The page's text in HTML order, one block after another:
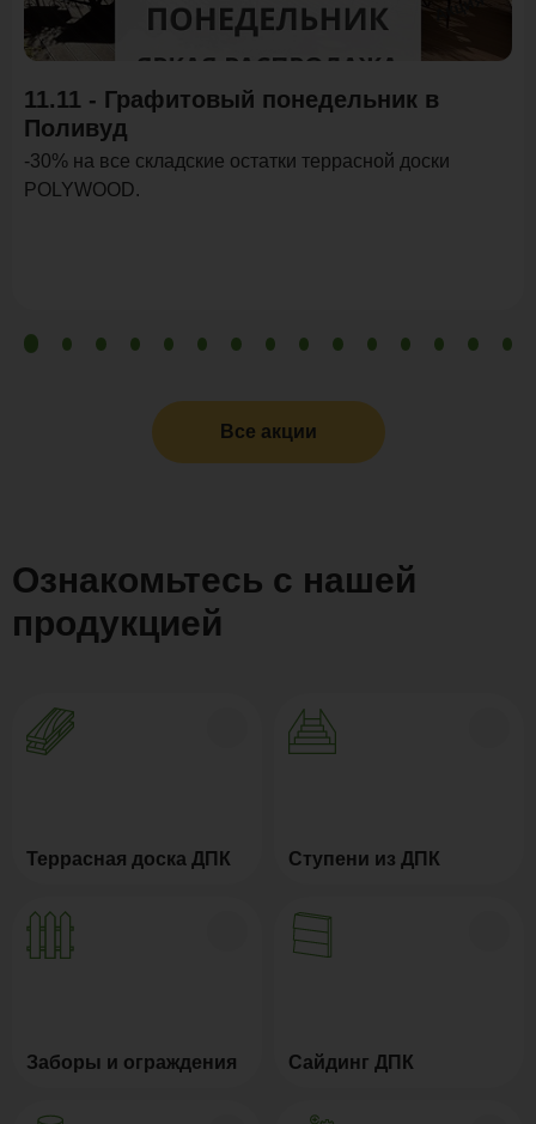
11.11 - Графитовый понедельник в
Поливуд
-30% на все складские остатки террасной доски
POLYWOOD.
Все акции
Ознакомьтесь с нашей
продукцией
Террасная доска ДПК Ступени из ДПК
Заборы и ограждения Сайдинг ДПК